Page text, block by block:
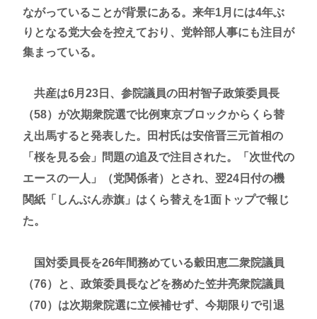
ながっていることが背景にある。来年1月には4年ぶ
りとなる党大会を控えており、党幹部人事にも注目が
集まっている。
共産は6月23日、参院議員の田村智子政策委員長
（58）が次期衆院選で比例東京ブロックからくら替
え出馬すると発表した。田村氏は安倍晋三元首相の
「桜を見る会」問題の追及で注目された。「次世代の
エースの一人」（党関係者）とされ、翌24日付の機
関紙「しんぶん赤旗」はくら替えを1面トップで報じ
た。
国対委員長を26年間務めている穀田恵二衆院議員
（76）と、政策委員長などを務めた笠井亮衆院議員
（70）は次期衆院選に立候補せず、今期限りで引退